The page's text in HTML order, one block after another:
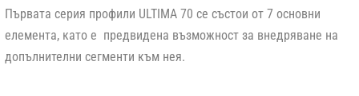
Първата серия профили ULTIMA 70 се състои от 7 основни
елемента, като е предвидена възможност за внедряване на
допълнителни сегменти към нея.